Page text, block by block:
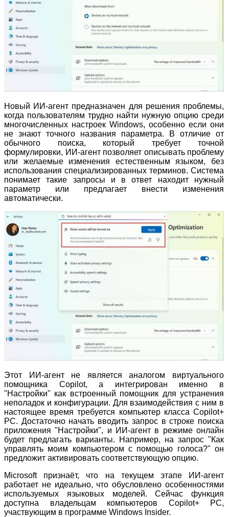
Новый ИИ-агент предназначен для решения проблемы,
когда пользователям трудно найти нужную опцию среди
многочисленных настроек Windows, особенно если они
не знают точного названия параметра. В отличие от
обычного поиска, который требует точной
формулировки, ИИ-агент позволяет описывать проблему
или желаемые изменения естественным языком, без
использования специализированных терминов. Система
понимает такие запросы и в ответ находит нужный
параметр или предлагает внести изменения
автоматически.
Этот ИИ-агент не является аналогом виртуального
помощника Copilot, а интегрирован именно в
"Настройки" как встроенный помощник для устранения
неполадок и конфигурации. Для взаимодействия с ним в
настоящее время требуется компьютер класса Copilot+
PC. Достаточно начать вводить запрос в строке поиска
приложения "Настройки", и ИИ-агент в режиме онлайн
будет предлагать варианты. Например, на запрос "Как
управлять моим компьютером с помощью голоса?" он
предложит активировать соответствующую опцию.
Microsoft признаёт, что на текущем этапе ИИ-агент
работает не идеально, что обусловлено особенностями
используемых языковых моделей. Сейчас функция
доступна владельцам компьютеров Copilot+ PC,
участвующим в программе Windows Insider.